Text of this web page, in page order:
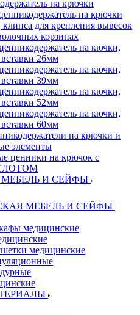
на крючки
на крючки
клипса для крепления вывесок
корзинах
на кючки,
26мм
на кючки,
39мм
на кючки,
52мм
на кючки,
60мм
на крючки и
элементы
ценники на крючок с
И СЕЙФЫ
МЕБЕЛЬ И СЕЙФЫ
медицинские
медицинские